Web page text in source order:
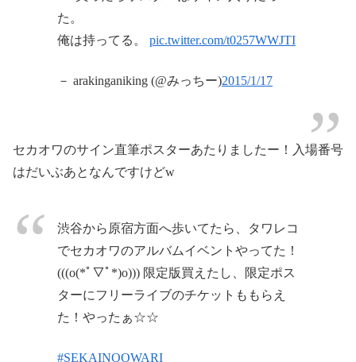
た。
俺は持ってる。 pic.twitter.com/t0257WWJTI
－ arakinganiking (@みっちー)2015/1/17
セカオワのサイン直筆ポスターあたりましたー！入場番号
はだいぶあとなんですけどw
渋谷から原宿方面へ歩いてたら、タワレコ
でセカオワのアルバムイベントやってた！
(((o(*ﾟ▽ﾟ*)o))) 限定版買えたし、限定ポス
ターにフリーライブのチケットももらえ
た！やったぁ☆☆
#SEKAINOOWARI